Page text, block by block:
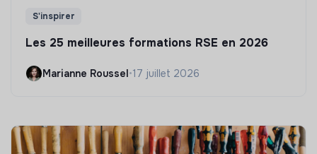
S'inspirer
Les 25 meilleures formations RSE en 2026
Marianne Roussel•17 juillet 2026